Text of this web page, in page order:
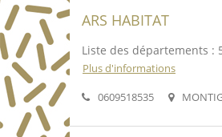
ARS HABITAT
Liste des départements :
Plus d'informations
0609518535